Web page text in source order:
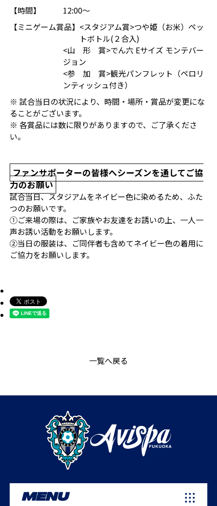
【時間】
12:00～
【ミニゲーム賞品】 <スタジアム賞>つや姫（お米）ペッ
トボトル(２合入)
<山 形 賞>でん六 Eサイズ モンテバー
ジョン
<参 加 賞>観光パンフレット（ペロリ
ンティッシュ付き）
※ 試合当日の状況により、時間・場所・賞品が変更にな
ることがございます。
※ 各賞品には数に限りがありますので、ご了承くださ
い。
ファンサポーターの皆様へシーズンを通してご協
力のお願い
試合当日、スタジアムをネイビー色に染めるため、ふた
つのお願いです。
①ご来場の際は、ご家族やお友達をお誘いの上、一人一
声お誘い活動をお願いします。
②当日の服装は、ご同伴者も含めてネイビー色の着用に
ご協力をお願いします。
一覧へ戻る
MENU